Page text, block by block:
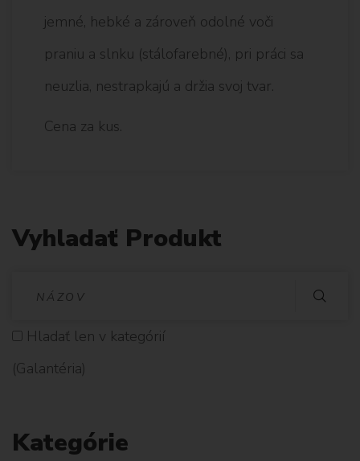
jemné, hebké a zároveň odolné voči
praniu a slnku (stálofarebné), pri práci sa
neuzlia, nestrapkajú a držia svoj tvar.
Cena za kus.
Vyhladať Produkt
D
Hladať len v kategórií
(Galantéria)
Kategórie